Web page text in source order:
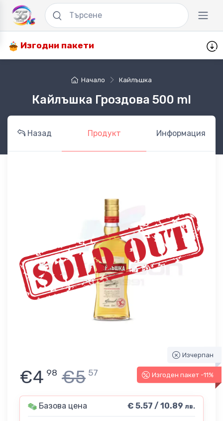
Изгодни пакети
Начало Кайлъшка
Кайлъшка Гроздова 500 ml
Назад Продукт Информация
Изчерпан
Изгоден пакет -11%
€4 98 €5 57
Базова цена € 5.57 / 10.89 лв.